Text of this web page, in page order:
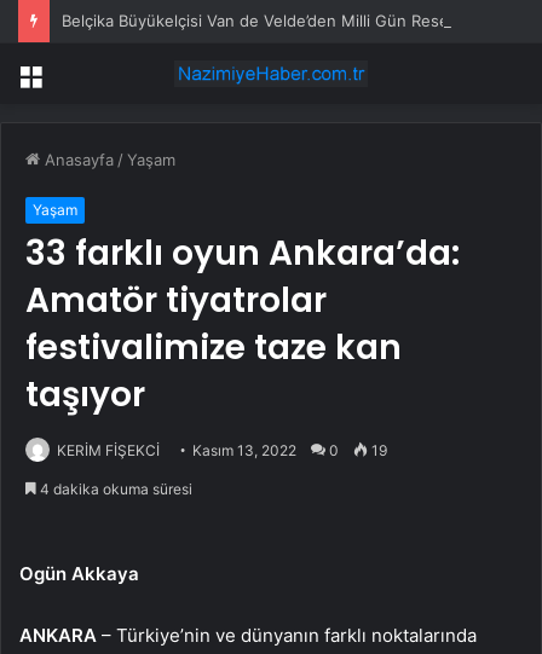
Menü
Anasayfa /Yaşam
Yaşam
33 farklı oyun Ankara’da:
Amatör tiyatrolar
festivalimize taze kan
taşıyor
KERİM FİŞEKCİ Kasım 13, 2022 0 19
4 dakika okuma süresi
Ogün Akkaya
ANKARA – Türkiye’nin ve dünyanın farklı noktalarında